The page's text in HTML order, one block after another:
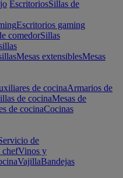
EscritoriosSillas de
Escritorios gaming
comedorSillas
Mesas extensiblesMesas
de cocinaArmarios de
de cocinaMesas de
de cocinaCocinas
de
chefVinos y
VajillaBandejas